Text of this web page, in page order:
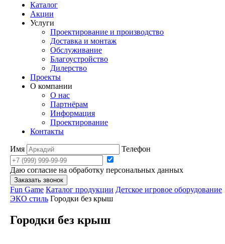
Каталог
Акции
Услуги
Проектирование и производство
Доставка и монтаж
Обслуживание
Благоустройство
Дилерство
Проекты
О компании
О нас
Партнёрам
Информация
Проектирование
Контакты
Имя Телефон
Даю согласие на обработку персональных данных
Заказать звонок
Fun Game Каталог продукции Детское игровое оборудование
ЭКО стиль Городки без крыш
Городки без крыш